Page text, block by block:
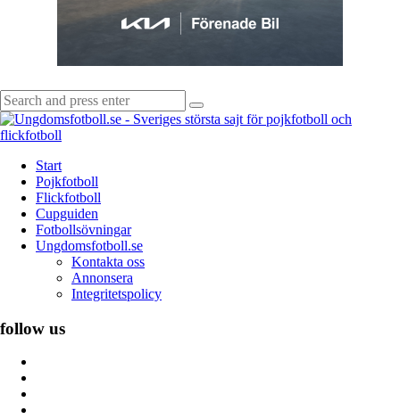
Search
for:
Search
Start
Pojkfotboll
Flickfotboll
Cupguiden
Fotbollsövningar
Ungdomsfotboll.se
Kontakta oss
Annonsera
Integritetspolicy
follow us